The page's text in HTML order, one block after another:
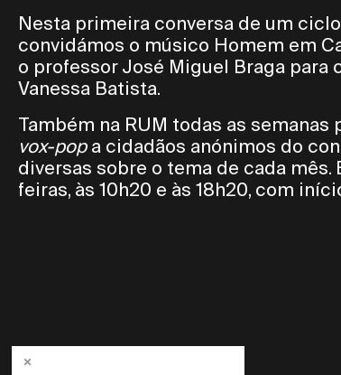
Nesta primeira conversa de um
convidámos o músico Homem em
o professor José Miguel Braga para
Vanessa Batista.
Também na RUM todas as semanas
vox-popa cidadãos anónimos do
diversas sobre o tema de cada
feiras, às 10h20 e às 18h20, com